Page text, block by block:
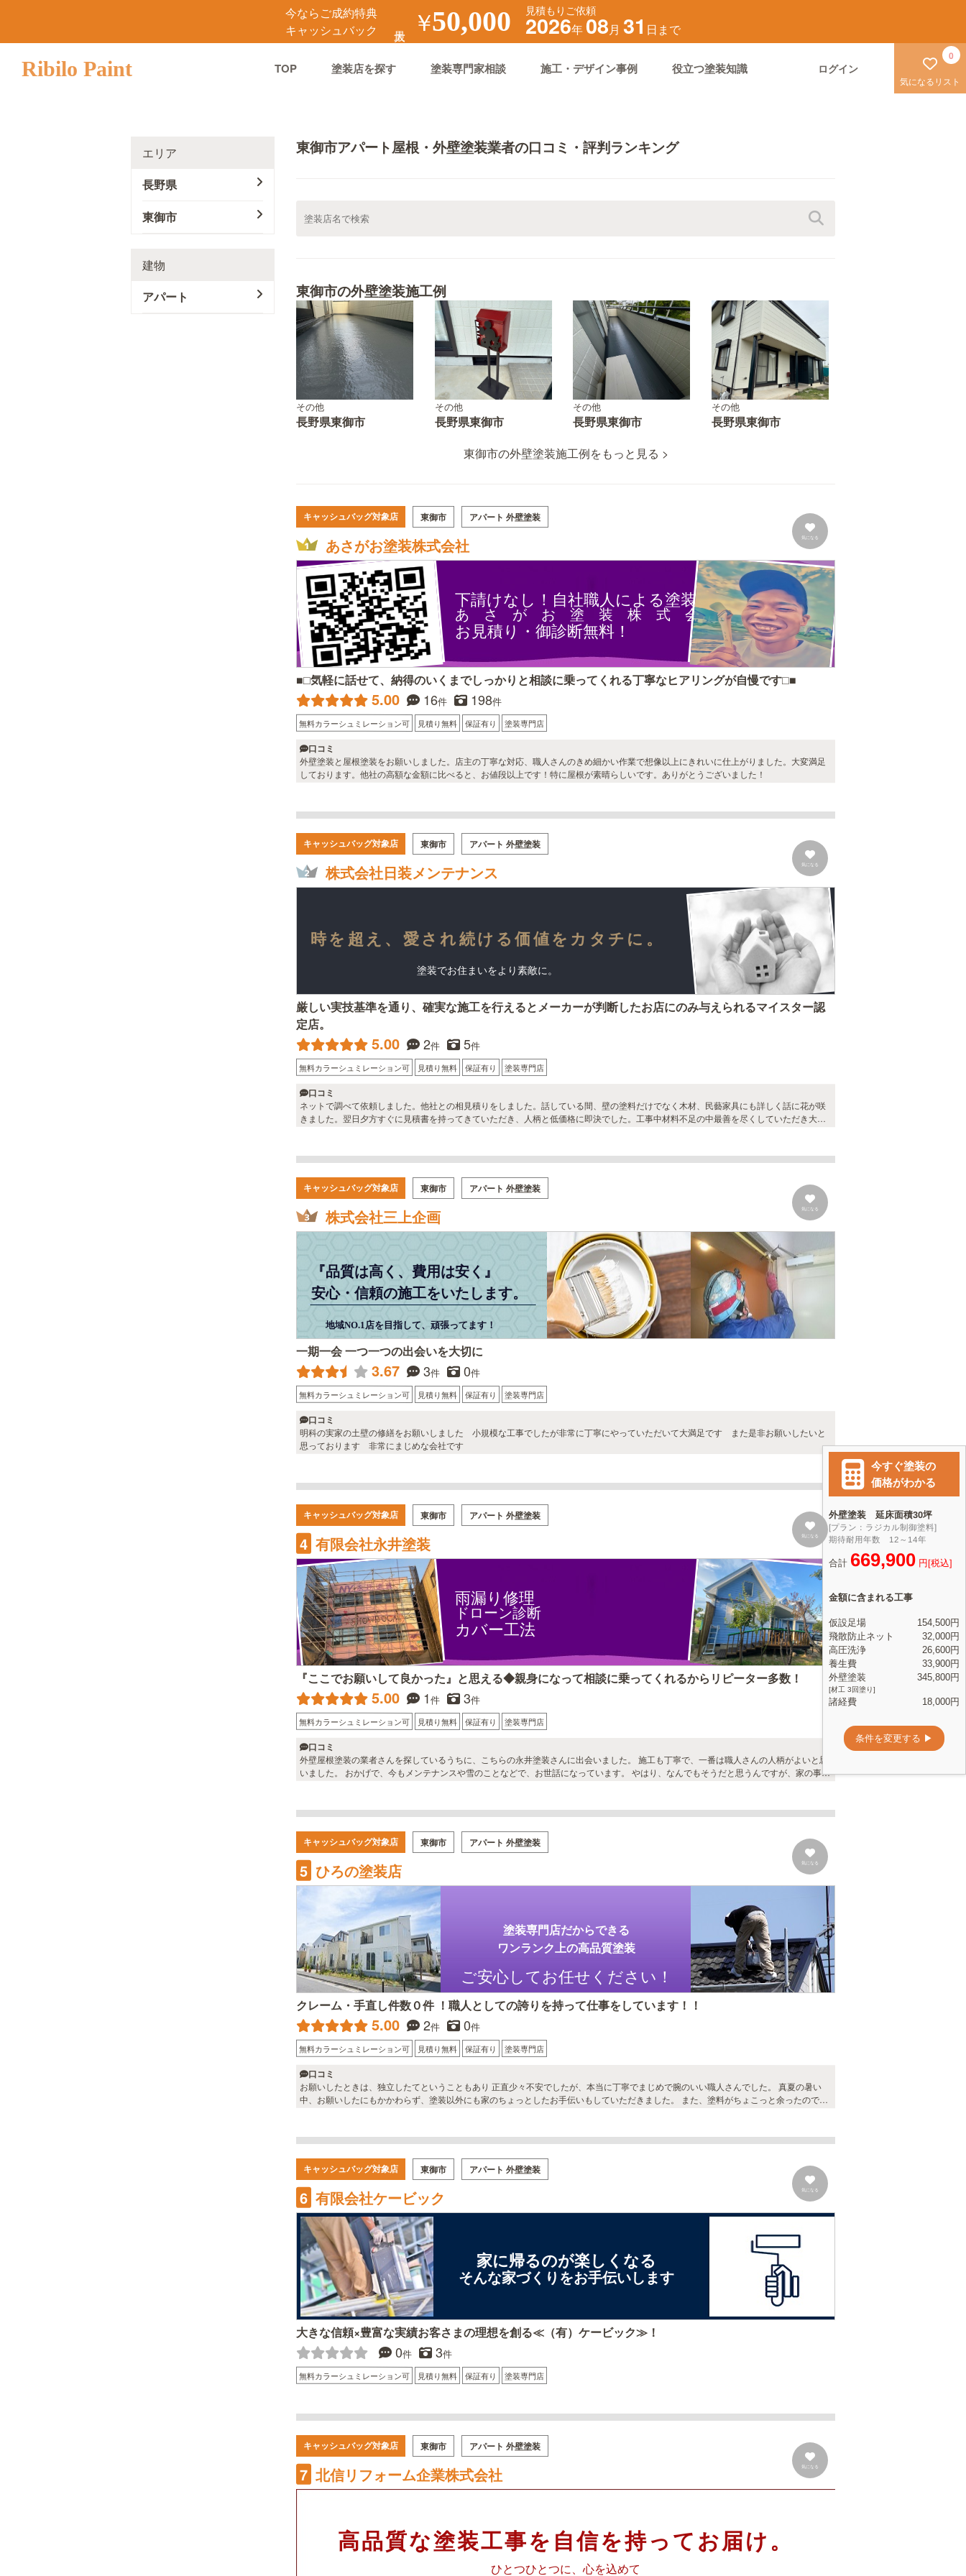
今ならご成約特典
キャッシュバック
￥50,000 見積もりご依頼
2026年08月 31 日まで
Ribilo Paint TOP 塗装店を探す 塗装専門家相談 施工・デザイン事例 役立つ塗装知識 ログイン
気になるリスト
0
エリア
長野県
東御市
建物
アパート
東御市アパート屋根・外壁塗装業者の口コミ・評判ランキング
東御市の外壁塗装施工例
その他
長野県東御市
その他
長野県東御市
その他
長野県東御市
その他
長野県東御市
東御市の外壁塗装施工例をもっと見る >
キャッシュバッグ対象店 東御市 アパート 外壁塗装
あさがお塗装株式会社 気になる
下請けなし！自社職人による塗装
あ さ が お 塗 装 株 式 会 社
お見積り・御診断無料！
■□気軽に話せて、納得のいくまでしっかりと相談に乗ってくれる丁寧なヒアリングが自慢です□■
5.00 16件 198件
無料カラーシュミレーション可 見積り無料 保証有り 塗装専門店
口コミ
外壁塗装と屋根塗装をお願いしました。店主の丁寧な対応、職人さんのきめ細かい作業で想像以上にきれいに仕上がりました。大変満足
しております。他社の高額な金額に比べると、お値段以上です！特に屋根が素晴らしいです。ありがとうございました！
キャッシュバッグ対象店 東御市 アパート 外壁塗装
株式会社日装メンテナンス 気になる
塗装でお住まいをより素敵に。
時を超え、愛され続ける価値をカタチに。
厳しい実技基準を通り、確実な施工を行えるとメーカーが判断したお店にのみ与えられるマイスター認
定店。
5.00 2件 5件
無料カラーシュミレーション可 見積り無料 保証有り 塗装専門店
口コミ
ネットで調べて依頼しました。他社との相見積りをしました。話している間、壁の塗料だけでなく木材、民藝家具にも詳しく話に花が咲
きました。翌日夕方すぐに見積書を持ってきていただき、人柄と低価格に即決でした。工事中材料不足の中最善を尽くしていただき大満
キャッシュバッグ対象店 東御市 アパート 外壁塗装
株式会社三上企画 気になる
『品質は高く、費用は安く』
地域NO.1店を目指して、頑張ってます！
安心・信頼の施工をいたします。
一期一会 一つ一つの出会いを大切に
3.67 3件 0件
無料カラーシュミレーション可 見積り無料 保証有り 塗装専門店
口コミ
明科の実家の土壁の修繕をお願いしました 小規模な工事でしたが非常に丁寧にやっていただいて大満足です また是非お願いしたいと
思っております 非常にまじめな会社です
キャッシュバッグ対象店 東御市 アパート 外壁塗装
4 有限会社永井塗装 気になる
雨漏り修理
ドローン診断
カバー工法
『ここでお願いして良かった』と思える◆親身になって相談に乗ってくれるからリピーター多数！
5.00 1件 3件
無料カラーシュミレーション可 見積り無料 保証有り 塗装専門店
口コミ
外壁屋根塗装の業者さんを探しているうちに、こちらの永井塗装さんに出会いました。 施工も丁寧で、一番は職人さんの人柄がよいと思
いました。 おかげで、今もメンテナンスや雪のことなどで、お世話になっています。 やはり、なんでもそうだと思うんですが、家の事と
キャッシュバッグ対象店 東御市 アパート 外壁塗装
5 ひろの塗装店 気になる
塗装専門店だからできる
ワンランク上の高品質塗装
ご安心してお任せください！
クレーム・手直し件数０件 ！職人としての誇りを持って仕事をしています！！
5.00 2件 0件
無料カラーシュミレーション可 見積り無料 保証有り 塗装専門店
口コミ
お願いしたときは、独立したてということもあり 正直少々不安でしたが、本当に丁寧でまじめで腕のいい職人さんでした。 真夏の暑い
中、お願いしたにもかかわらず、塗装以外にも家のちょっとしたお手伝いもしていただきました。 また、塗料がちょこっと余ったので本
キャッシュバッグ対象店 東御市 アパート 外壁塗装
6 有限会社ケービック 気になる
家に帰るのが楽しくなる
そんな家づくりをお手伝いします
大きな信頼×豊富な実績お客さまの理想を創る≪（有）ケービック≫！
0件 3件
無料カラーシュミレーション可 見積り無料 保証有り 塗装専門店
キャッシュバッグ対象店 東御市 アパート 外壁塗装
7 北信リフォーム企業株式会社 気になる
ひとつひとつに、心を込めて
高品質な塗装工事を自信を持ってお届け。